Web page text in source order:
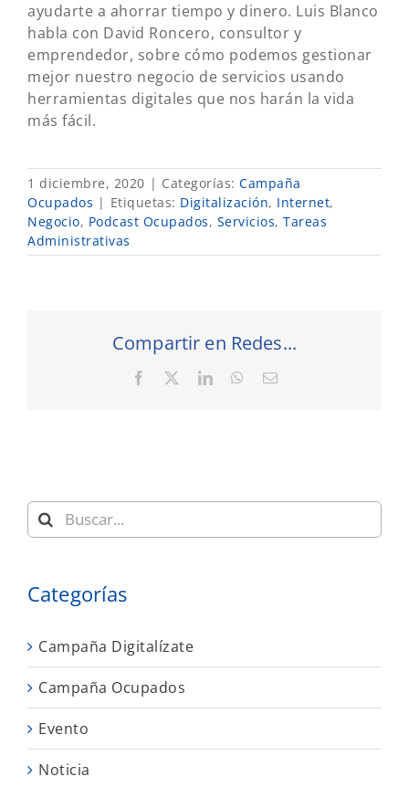
ayudarte a ahorrar tiempo y dinero. Luis Blanco
habla con David Roncero, consultor y
emprendedor, sobre cómo podemos gestionar
mejor nuestro negocio de servicios usando
herramientas digitales que nos harán la vida
más fácil.
1 diciembre, 2020 | Categorías: Campaña
Ocupados | Etiquetas: Digitalización, Internet,
Negocio, Podcast Ocupados, Servicios, Tareas
Administrativas
Compartir en Redes...
Facebook LinkedInWhatsApp
Correo
Buscar:
Categorías
Campaña Digitalízate
Campaña Ocupados
Evento
Noticia